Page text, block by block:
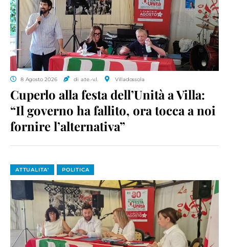
8 Agosto 2026 di a.te.-v.l. Villadossola
Cuperlo alla festa dell’Unità a Villa:
“Il governo ha fallito, ora tocca a noi
fornire l’alternativa”
ATTUALITA' POLITICA